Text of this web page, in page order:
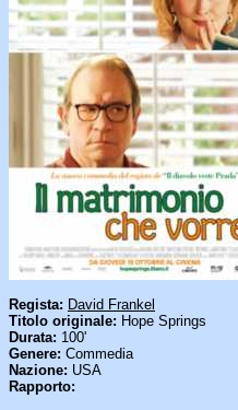
Regista: David Frankel
Titolo originale: Hope Springs
Durata: 100'
Genere: Commedia
Nazione: USA
Rapporto: